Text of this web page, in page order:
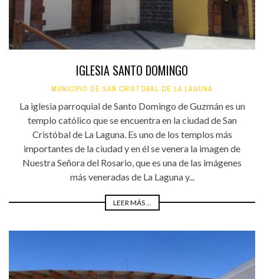
IGLESIA SANTO DOMINGO
MUNICIPIO DE SAN CRISTÓBAL DE LA LAGUNA
La iglesia parroquial de Santo Domingo de Guzmán es un
templo católico que se encuentra en la ciudad de San
Cristóbal de La Laguna. Es uno de los templos más
importantes de la ciudad y en él se venera la imagen de
Nuestra Señora del Rosario, que es una de las imágenes
más veneradas de La Laguna y...
LEER MÁS ...